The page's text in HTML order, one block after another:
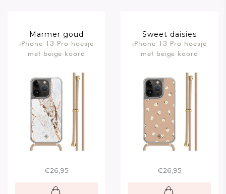
Marmer goud
iPhone 13 Pro hoesje
met beige koord
€26,95
Sweet daisies
iPhone 13 Pro hoesje
met beige koord
€26,95